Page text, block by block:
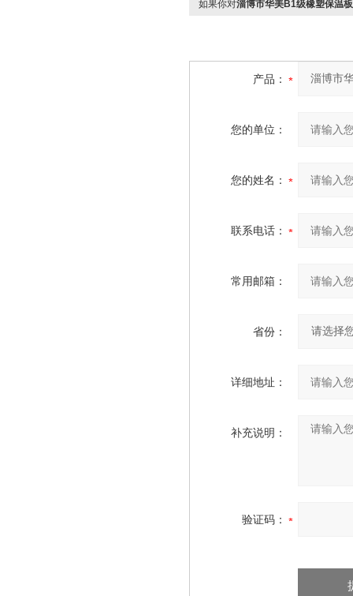
如果你对淄博市华美B1级橡塑保温
产品：
您的单位：
您的姓名：
联系电话：
常用邮箱：
省份：
详细地址：
补充说明：
验证码：